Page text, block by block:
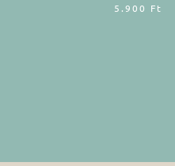
5.900 Ft